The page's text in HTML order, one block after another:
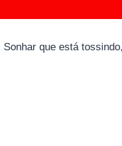
Sonhar que está